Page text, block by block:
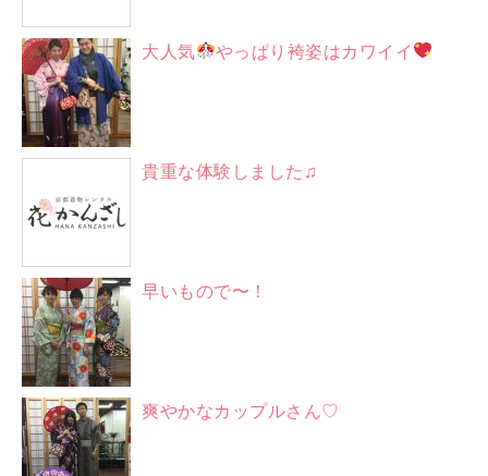
大人気 やっぱり袴姿はカワイイ
貴重な体験しました♫
早いもので〜！
爽やかなカップルさん♡